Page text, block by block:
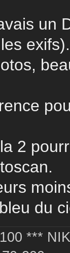
un
exifs).
2
du
***